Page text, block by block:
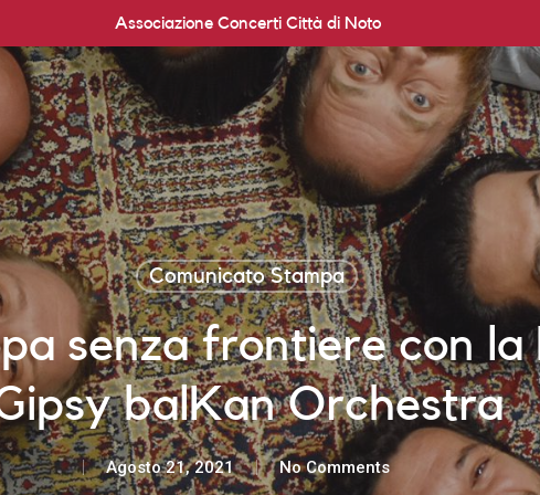
Associazione Concerti Città di Noto
Comunicato Stampa
senza frontiere con la
balKan Orchestra
Agosto 21, 2021 No Comments